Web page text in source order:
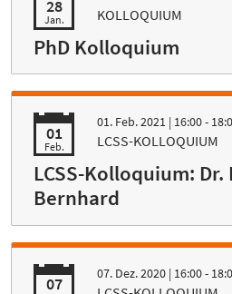
28
Jan. KOLLOQUIUM
PhD Kolloquium
01
Feb.
01. Feb. 2021 | 16:00 -
LCSS-KOLLOQUIUM
LCSS-Kolloquium: Dr.
Bernhard
07
07. Dez. 2020 | 16:00 -